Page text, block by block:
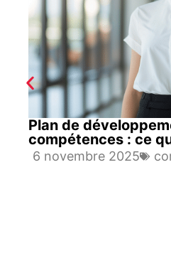
Plan de
compétences : ce
6 novembre 2025